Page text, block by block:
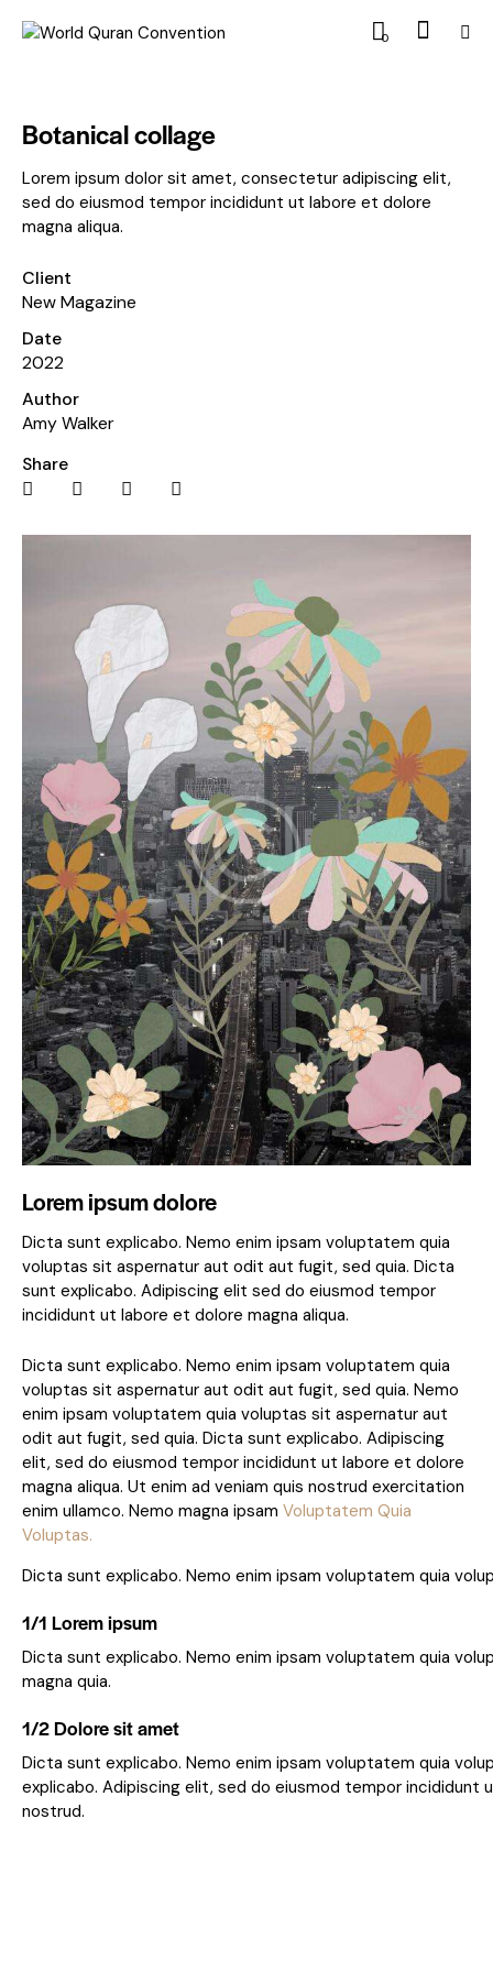
0
Botanical collage
Lorem ipsum dolore
Dicta sunt explicabo. Nemo enim ipsam voluptatem quia
voluptas sit aspernatur aut odit aut fugit, sed quia. Dicta
sunt explicabo. Adipiscing elit sed do eiusmod tempor
incididunt ut labore et dolore magna aliqua.
Dicta sunt explicabo. Nemo enim ipsam voluptatem quia
voluptas sit aspernatur aut odit aut fugit, sed quia. Nemo
enim ipsam voluptatem quia voluptas sit aspernatur aut
odit aut fugit, sed quia. Dicta sunt explicabo. Adipiscing
elit, sed do eiusmod tempor incididunt ut labore et dolore
magna aliqua. Ut enim ad veniam quis nostrud exercitation
enim ullamco. Nemo magna ipsam Voluptatem Quia
Voluptas.
Dicta sunt explicabo. Nemo enim ipsam voluptatem quia
1/1 Lorem ipsum
Dicta sunt explicabo. Nemo enim ipsam voluptatem quia
magna quia.
1/2 Dolore sit amet
Dicta sunt explicabo. Nemo enim ipsam voluptatem quia
explicabo. Adipiscing elit, sed do eiusmod tempor incididunt
nostrud.
Lorem ipsum dolor sit amet, consectetur adipiscing elit,
sed do eiusmod tempor incididunt ut labore et dolore
magna aliqua.
Client
New Magazine
Date
2022
Author
Amy Walker
Share